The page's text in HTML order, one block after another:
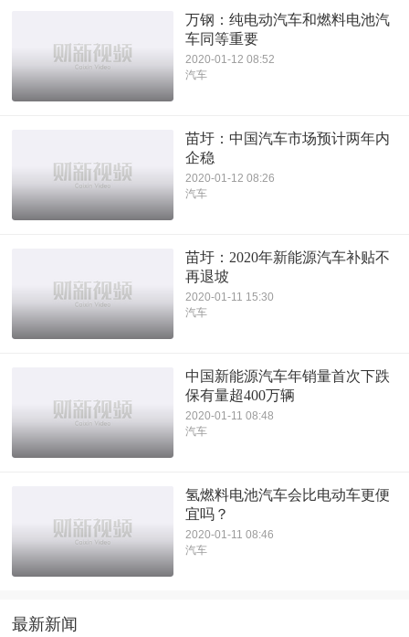
万钢：纯电动汽车和燃料电池汽
车同等重要
2020-01-12 08:52
汽车
苗圩：中国汽车市场预计两年内
企稳
2020-01-12 08:26
汽车
苗圩：2020年新能源汽车补贴不
再退坡
2020-01-11 15:30
汽车
中国新能源汽车年销量首次下跌
保有量超400万辆
2020-01-11 08:48
汽车
氢燃料电池汽车会比电动车更便
宜吗？
2020-01-11 08:46
汽车
最新新闻